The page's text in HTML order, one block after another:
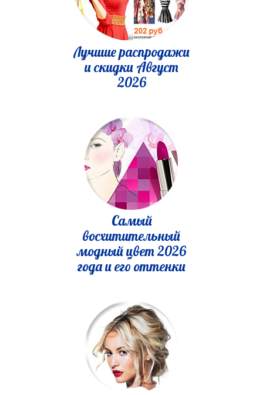
Лучшие распродажи
и скидки Август
2026
Самый
восхитительный
модный цвет 2026
года и его оттенки